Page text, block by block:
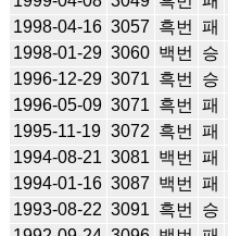
1998-04-16 3057 흑번 패
1998-01-29 3060 백번 승
1996-12-29 3071 흑번 승
1996-05-09 3071 흑번 패
1995-11-19 3072 흑번 패
1994-08-21 3081 백번 패
1994-01-16 3087 백번 패
1993-08-22 3091 흑번 승